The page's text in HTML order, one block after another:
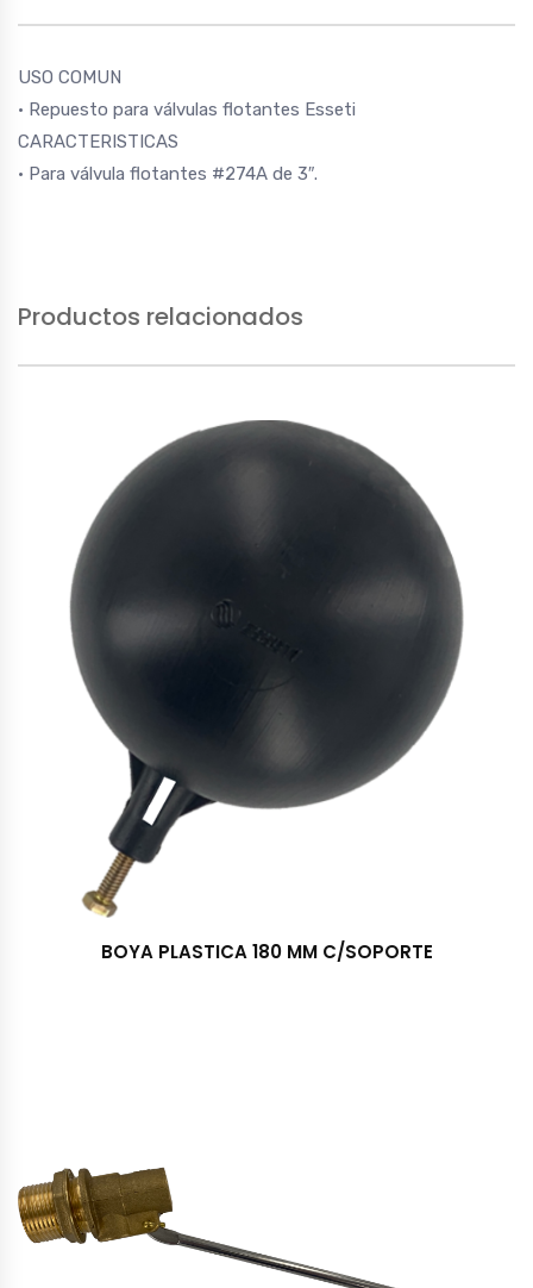
USO COMUN
• Repuesto para válvulas flotantes Esseti
CARACTERISTICAS
• Para válvula flotantes #274A de 3″.
Productos relacionados
BOYA PLASTICA 180 MM C/SOPORTE